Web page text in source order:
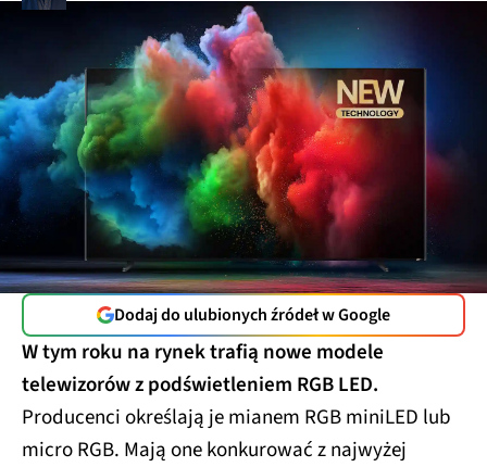
Dodaj do ulubionych źródeł w Google
W tym roku na rynek trafią nowe modele
telewizorów z podświetleniem RGB LED.
Producenci określają je mianem RGB miniLED lub
micro RGB. Mają one konkurować z najwyżej